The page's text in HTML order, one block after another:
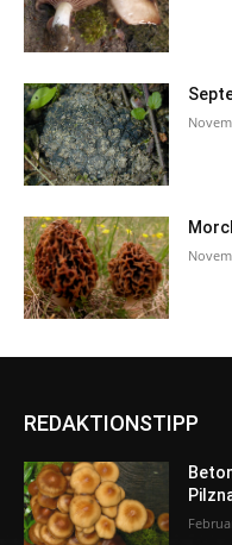
REDAKTIONSTIPP